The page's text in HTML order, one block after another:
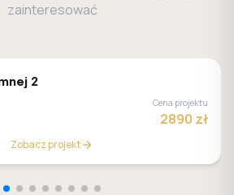
zainteresować
2
Cena projektu
2890 zł
Zobacz projekt